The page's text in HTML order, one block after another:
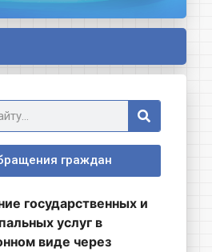
граждан
государственных и
услуг в
виде через